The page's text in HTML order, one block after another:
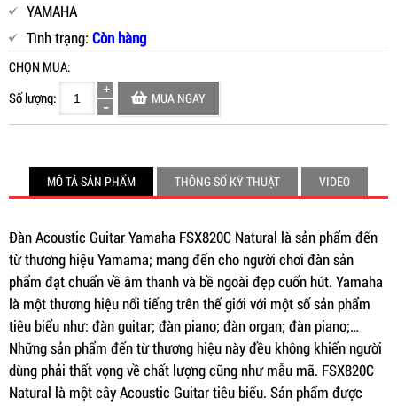
YAMAHA
Tình trạng: Còn hàng
CHỌN MUA:
Số lượng:
MUA NGAY
MÔ TẢ SẢN PHẨM THÔNG SỐ KỸ THUẬT VIDEO
Đàn Acoustic Guitar Yamaha FSX820C Natural là sản phẩm đến
từ thương hiệu Yamama; mang đến cho người chơi đàn sản
phẩm đạt chuẩn về âm thanh và bề ngoài đẹp cuốn hút. Yamaha
là một thương hiệu nổi tiếng trên thế giới với một số sản phẩm
tiêu biểu như: đàn guitar; đàn piano; đàn organ; đàn piano;…
Những sản phẩm đến từ thương hiệu này đều không khiến người
dùng phải thất vọng về chất lượng cũng như mẫu mã. FSX820C
Natural là một cây Acoustic Guitar tiêu biểu. Sản phẩm được